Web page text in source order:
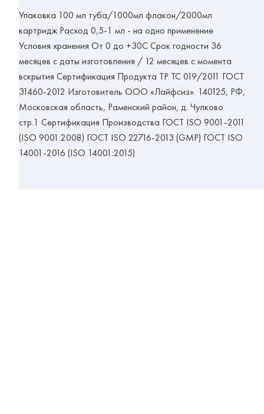
Упаковка 100 мл туба/1000мл флакон/2000мл
картридж Расход 0,5-1 мл - на одно применение
Условия хранения От 0 до +30С Срок годности 36
месяцев с даты изготовления / 12 месяцев с момента
вскрытия Сертификация Продукта ТР ТС 019/2011 ГОСТ
31460-2012 Изготовитель ООО «Лайфсиз». 140125, РФ,
Московская область, Раменский район, д. Чулково
стр.1 Сертификация Производства ГОСТ ISO 9001-2011
(ISO 9001:2008) ГОСТ ISO 22716-2013 (GMP) ГОСТ ISO
14001-2016 (ISO 14001:2015)